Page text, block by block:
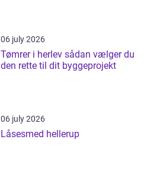
06 july 2026
Tømrer i herlev sådan vælger du
den rette til dit byggeprojekt
06 july 2026
Låsesmed hellerup